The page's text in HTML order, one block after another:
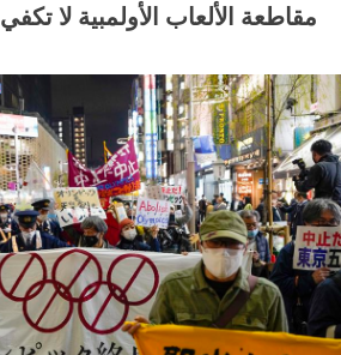
مقاطعة الألعاب الأولمبية لا تكفي